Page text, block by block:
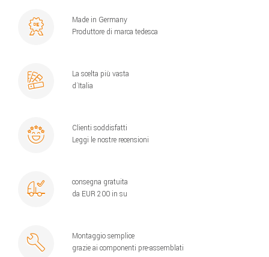
Made in Germany
Produttore di marca tedesca
La scelta più vasta
d´Italia
Clienti soddisfatti
Leggi le nostre recensioni
consegna gratuita
da EUR 200 in su
Montaggio semplice
grazie ai componenti pre-assemblati